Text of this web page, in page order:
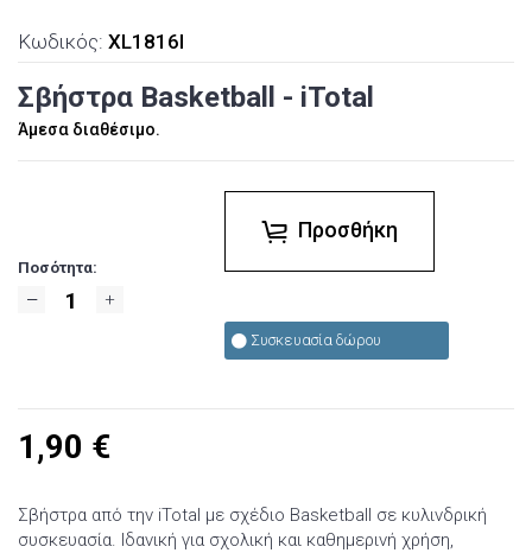
Κωδικός: XL1816I
Σβήστρα Basketball - iTotal
Άμεσα διαθέσιμο.
Ποσότητα:
Προσθήκη
Συσκευασία δώρου
1,90 €
Σβήστρα από την iTotal με σχέδιο Basketball σε κυλινδρική
συσκευασία. Ιδανική για σχολική και καθημερινή χρήση,